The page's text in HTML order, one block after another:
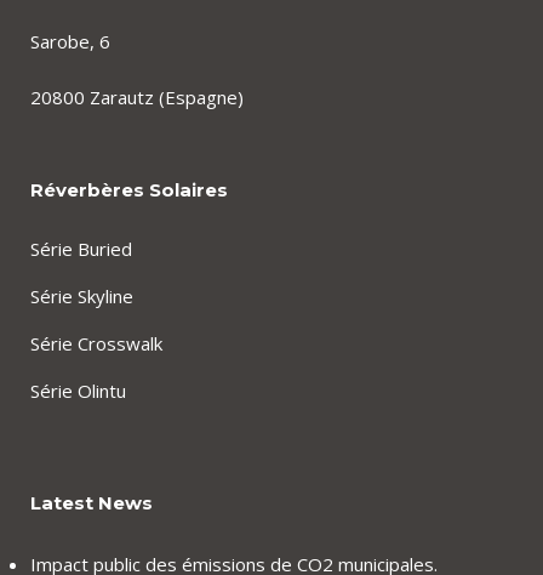
Sarobe, 6
20800 Zarautz (Espagne)
Réverbères Solaires
Série Buried
Série Skyline
Série Crosswalk
Série Olintu
Latest News
Impact public des émissions de CO2 municipales.